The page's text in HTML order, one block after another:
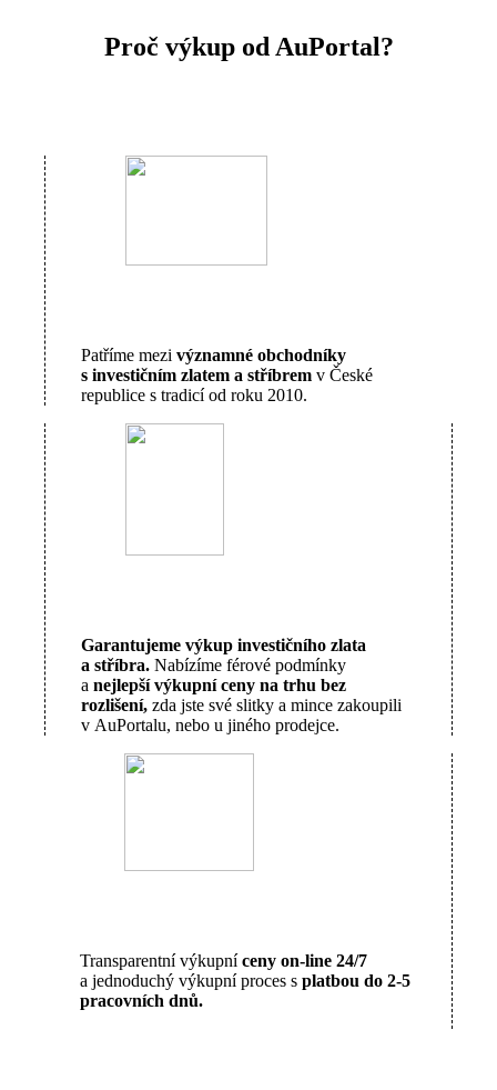
Proč výkup od AuPortal?
Patříme mezi významné obchodníky
s investičním zlatem a stříbrem v České
republice s tradicí od roku 2010.
Garantujeme výkup investičního zlata
a stříbra. Nabízíme férové podmínky
a nejlepší výkupní ceny na trhu bez
rozlišení, zda jste své slitky a mince zakoupili
v AuPortalu, nebo u jiného prodejce.
Transparentní výkupníceny on-line 24/7
a jednoduchý výkupní proces s platbou do 2-5
pracovních dnů.